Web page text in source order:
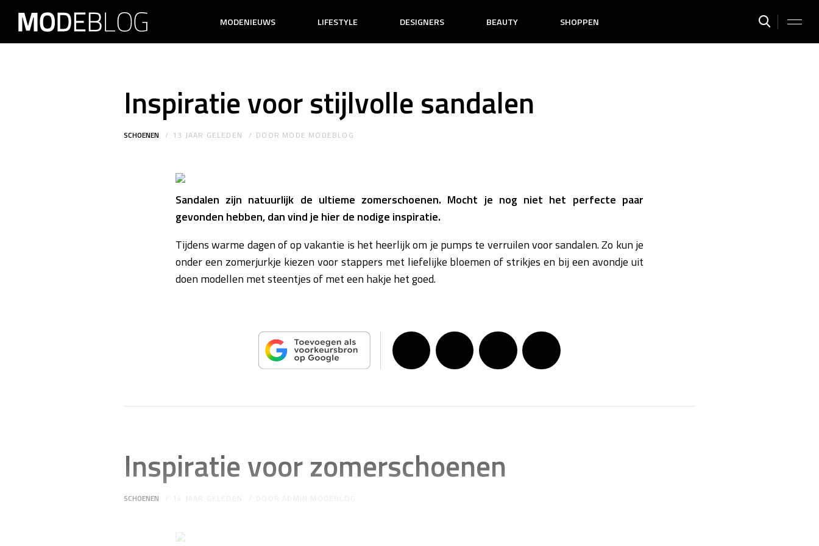
MODENIEUWS LIFESTYLE DESIGNERS BEAUTY SHOPPEN
Inspiratie voor stijlvolle sandalen
SCHOENEN 13 JAAR GELEDEN DOOR MODE MODEBLOG
Sandalen zijn natuurlijk de ultieme zomerschoenen. Mocht je nog niet het perfecte paar
gevonden hebben, dan vind je hier de nodige inspiratie.
Tijdens warme dagen of op vakantie is het heerlijk om je pumps te verruilen voor sandalen. Zo kun je
onder een zomerjurkje kiezen voor stappers met liefelijke bloemen of strikjes en bij een avondje uit
doen modellen met steentjes of met een hakje het goed.
Inspiratie voor zomerschoenen
SCHOENEN 14 JAAR GELEDEN DOOR ADMIN MODEBLOG